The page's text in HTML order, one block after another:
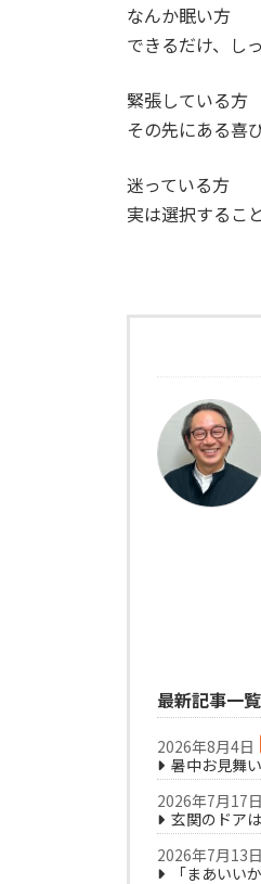
なんか眠い方
できるだけ、し
緊張している方
その先にある喜
迷っている方
実は選択するこ
最新記事一覧
2026年8月4日
暑中お見舞
2026年7月17日
玄関のドア
2026年7月13日
「まあいい